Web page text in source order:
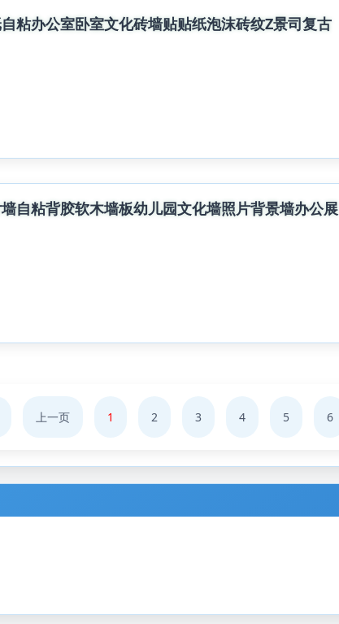
粘办公室卧室文化砖墙贴贴纸泡沫砖纹Z景司复古
自粘背胶软木墙板幼儿园文化墙照片背景墙办公展
上一页 1 2 3 4 5 6